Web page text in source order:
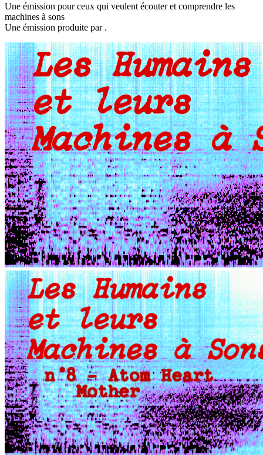
Une émission pour ceux qui veulent écouter et comprendre les
machines à sons
Une émission produite par .